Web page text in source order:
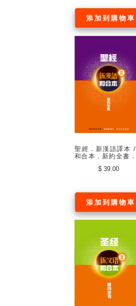
添加到購物車
聖經．新漢語譯本 /
和合本．新約全書．
精裝 (中文繁體)
$ 39.00
添加到購物車